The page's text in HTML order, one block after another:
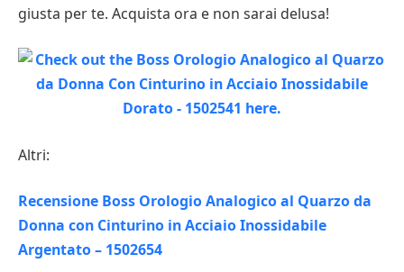
giusta per te. Acquista ora e non sarai delusa!
Altri:
Recensione Boss Orologio Analogico al Quarzo da
Donna con Cinturino in Acciaio Inossidabile
Argentato – 1502654